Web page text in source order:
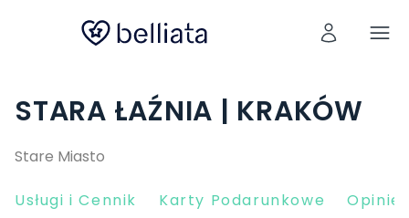
STARA ŁAŹNIA | KRAKÓW
Stare Miasto
Usługi i Cennik Karty Podarunkowe Opinie